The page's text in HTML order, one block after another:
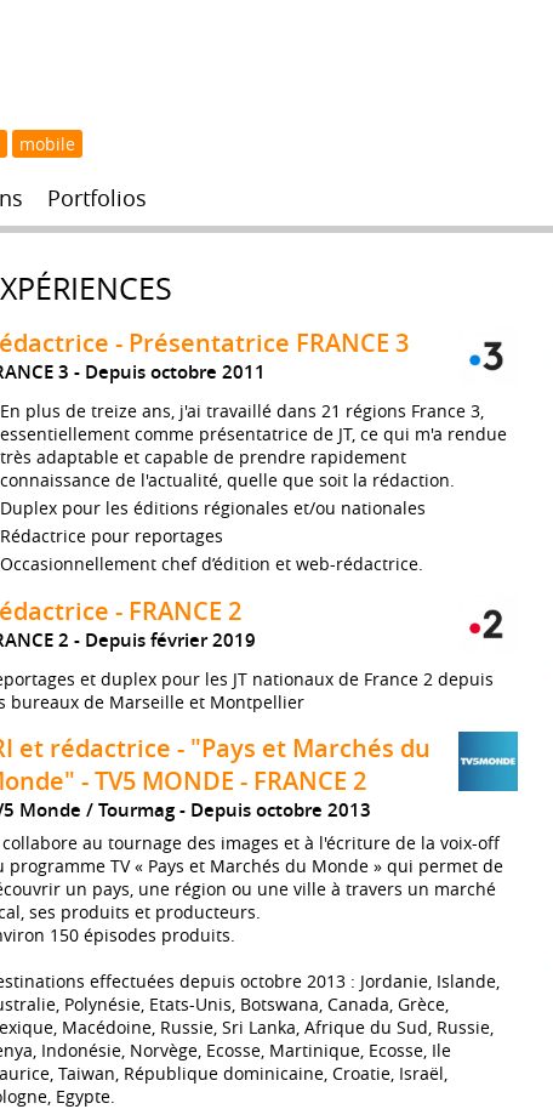
mobile
Portfolios
- Présentatrice FRANCE 3
3 Depuis octobre 2011
En plus de treize ans, j'ai travaillé dans 21 régions France 3,
essentiellement comme présentatrice de JT, ce qui m'a rendue
très adaptable et capable de prendre rapidement
connaissance de l'actualité, quelle que soit la rédaction.
Duplex pour les éditions régionales et/ou nationales
Rédactrice pour reportages
Occasionnellement chef d’édition et web-rédactrice.
- FRANCE 2
2 Depuis février 2019
et duplex pour les JT nationaux de France 2 depuis
bureaux de Marseille et Montpellier
et rédactrice - "Pays et Marchés du
- TV5 MONDE - FRANCE 2
Monde / Tourmag Depuis octobre 2013
collabore au tournage des images et à l'écriture de la voix-off
programme TV « Pays et Marchés du Monde » qui permet de
un pays, une région ou une ville à travers un marché
ses produits et producteurs.
150 épisodes produits.
effectuées depuis octobre 2013 : Jordanie, Islande,
Polynésie, Etats-Unis, Botswana, Canada, Grèce,
Macédoine, Russie, Sri Lanka, Afrique du Sud, Russie,
Indonésie, Norvège, Ecosse, Martinique, Ecosse, Ile
Taiwan, République dominicaine, Croatie, Israël,
Egypte.